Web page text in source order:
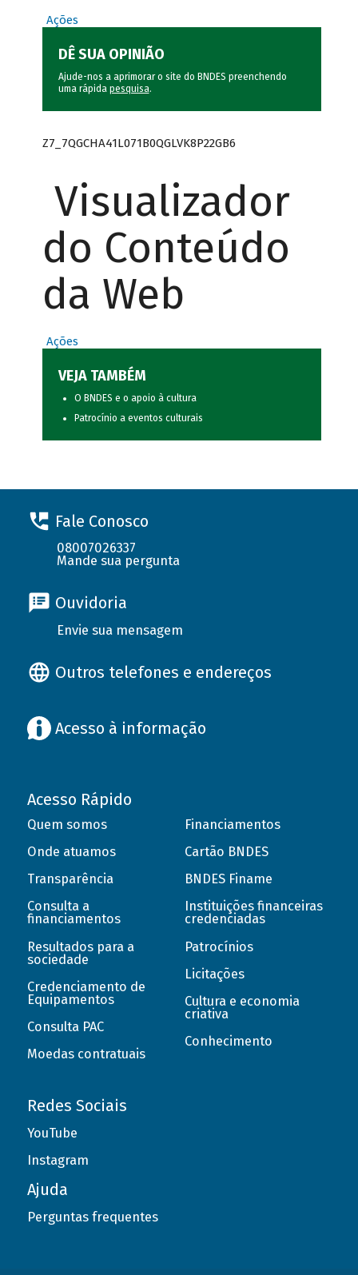
Ações
DÊ SUA OPINIÃO
Ajude-nos a aprimorar o site do BNDES preenchendo
uma rápida pesquisa.
Z7_7QGCHA41L071B0QGLVK8P22GB6
Visualizador
do Conteúdo
da Web
Ações
VEJA TAMBÉM
O BNDES e o apoio à cultura
Patrocínio a eventos culturais
Fale Conosco
08007026337
Mande sua pergunta
Ouvidoria
Envie sua mensagem
Outros telefones e endereços
Acesso à informação
Acesso Rápido
Quem somos
Onde atuamos
Transparência
Consulta a
financiamentos
Resultados para a
sociedade
Credenciamento de
Equipamentos
Consulta PAC
Moedas contratuais
Financiamentos
Cartão BNDES
BNDES Finame
Instituições financeiras
credenciadas
Patrocínios
Licitações
Cultura e economia
criativa
Conhecimento
Redes Sociais
YouTube
Instagram
Ajuda
Perguntas frequentes